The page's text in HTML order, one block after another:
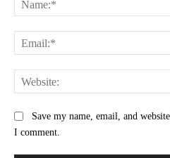
Save my name, email, and
I comment.